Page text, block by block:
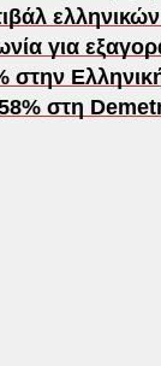
για
στην
στη